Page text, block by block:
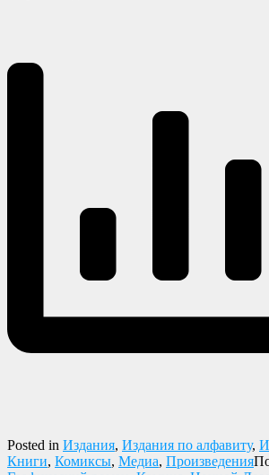
Posted in Издания, Издания по алфавиту,
Книги, Комиксы, Медиа, Произведения